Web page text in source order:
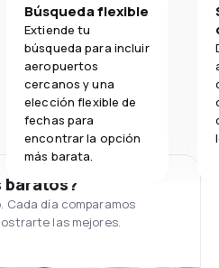
Búsqueda flexible
Extiende tu
búsqueda para incluir
aeropuertos
cercanos y una
elección flexible de
fechas para
encontrar la opción
más barata.
baratos?
Cada día comparamos
las mejores.